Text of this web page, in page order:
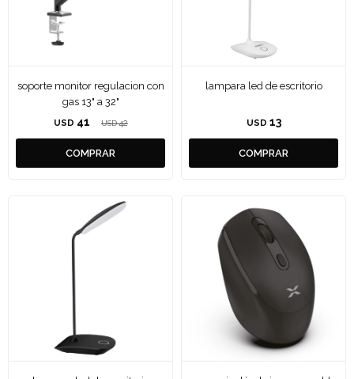
soporte monitor regulacion con
gas 13" a 32"
USD 41 USD 42
lampara led de escritorio
USD 13